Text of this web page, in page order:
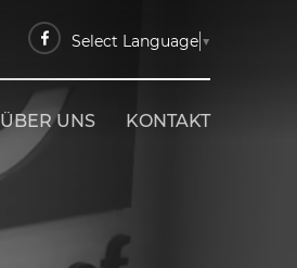
Select Language ▼
ÜBER UNS KONTAKT